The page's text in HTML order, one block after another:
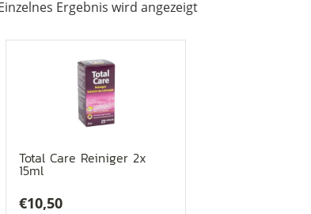
Ergebnis wird angezeigt
Total Care Reiniger 2x
15ml
€10,50